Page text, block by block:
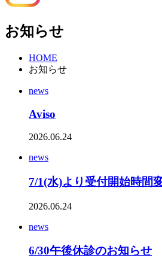
お知らせ
HOME
お知らせ
news
Aviso
2026.06.24
news
7/1(水)より受付開始時間
2026.06.24
news
6/30午後休診のお知らせ